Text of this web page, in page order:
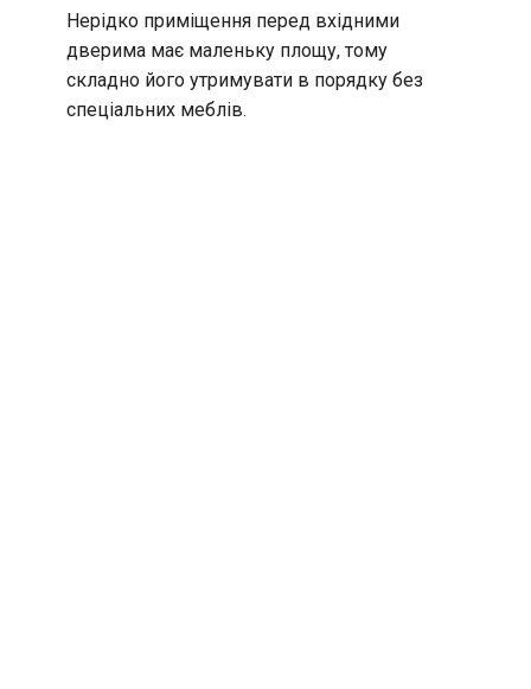
Нерідко приміщення перед вхідними
дверима має маленьку площу, тому
складно його утримувати в порядку без
спеціальних меблів.